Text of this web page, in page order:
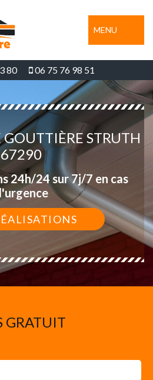
MENU
80 06 75 76 98 51
GOUTTIÈRE STRUTH
67290
24h/24 sur 7j/7 en cas
GRATUIT